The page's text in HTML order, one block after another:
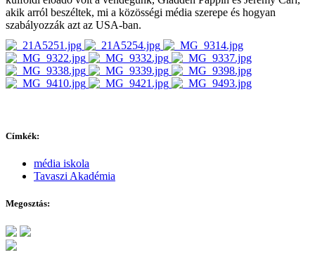
akik arról beszéltek, mi a közösségi média szerepe és hogyan
szabályozzák azt az USA-ban.
Címkék:
média iskola
Tavaszi Akadémia
Megosztás: